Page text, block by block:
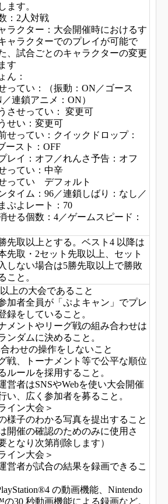
ます。
：2人対戦
ラクター：大会開催時におけるす
ャラクターでのプレイが可能で
、試合ごとのキャラクターの変更
す
ん：
ってい：（振動：ON／ゴース
／連鎖アニメ：ON）
させってい： 変更可
せい：変更可
せってい：クイックドロップ：
ースト：OFF
レイ：オフ／れんさ予告：オフ
ってい：中辛
ってい デフォルト
タイム：96／連鎖しばり：なし／
ぷよレート：70
せる個数：4／ゲームスピード：
先取以上とする。ベスト4 以降は
先取・2セット先取以上、セット
しない場合は5勝先取以上で勝敗
こと。
以上の大会であること
加者全員が「ぷよキャン」でプレ
録をしていること。
メントやリーグ戦の組み合わせは
ンダムに決めること。
わせの操作をしないこと
戦、トーナメント等で公平な順位
ルールを採用すること。
営者はSNSやWebを使い大会開催
い、広く参加者を募ること。
イン大会＞
様子のわかる写真を提出すること
開催の確認のためのみに使用さ
となり次第削除します）
イン大会＞
営者が試合の結果を録画できるこ
の動画機能、Nintendo
30 秒動画機能による録画など。